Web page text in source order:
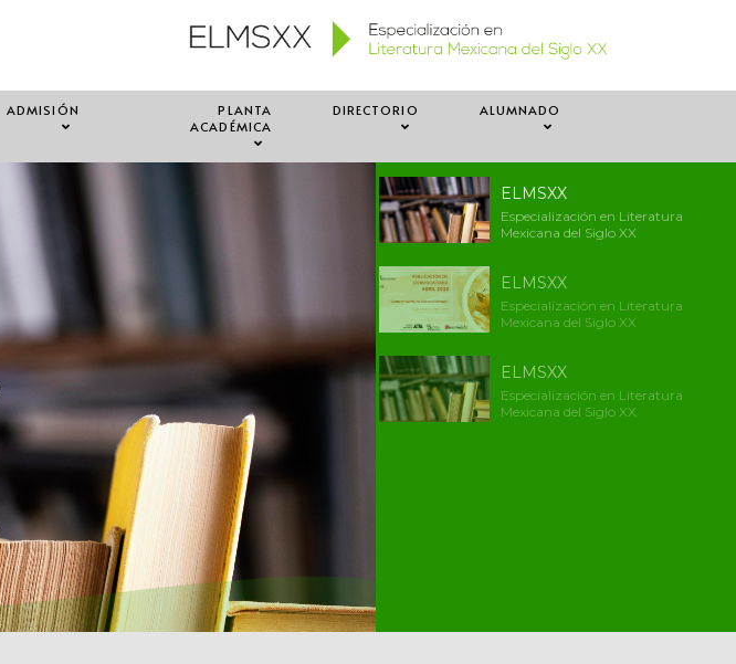
ADMISIÓN
PLANTA
ACADÉMICA
DIRECTORIO ALUMNADO
ELMSXX
Especialización en Literatura
Mexicana del Siglo XX
ELMSXX
Especialización en Literatura
Mexicana del Siglo XX
ELMSXX
Especialización en Literatura
Mexicana del Siglo XX